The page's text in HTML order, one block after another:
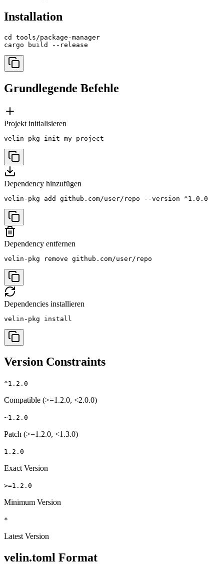
Installation
cd tools/package-manager
cargo build --release
Grundlegende Befehle
Projekt initialisieren
velin-pkg init my-project
Dependency hinzufügen
velin-pkg add github.com/user/repo --version ^1.0.0
Dependency entfernen
velin-pkg remove github.com/user/repo
Dependencies installieren
velin-pkg install
Version Constraints
^1.2.0
Compatible (>=1.2.0, <2.0.0)
~1.2.0
Patch (>=1.2.0, <1.3.0)
1.2.0
Exact Version
>=1.2.0
Minimum Version
*
Latest Version
velin.toml Format